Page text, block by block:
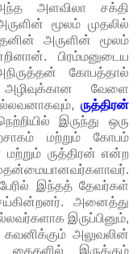
அளவிலா சக்தி
மூலம் முதலில்
அருளின் மூலம்
பிரம்மனுடைய
கோபத்தால்
வேளை
ருத்திரன்
இருந்து ஒரு
மற்றும் கோபம்
ருத்திரன் என்ற
பேரில் இந்தத் தேவர்கள்
அனைத்து
இருப்பினும்,
கவனிக்கும் அலுவலின்
கைகளில் இருக்கும்